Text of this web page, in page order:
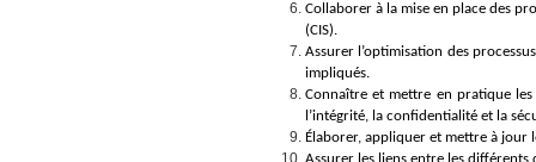
Collaborer à la mise en place des
(CIS).
Assurer l’optimisation des
impliqués.
Connaître et mettre en pratique
l’intégrité, la confidentialité et la
Élaborer, appliquer et mettre à jour